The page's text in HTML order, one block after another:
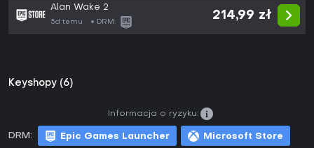
Alan Wake 2
5d temu DRM:
214,99 zł
Keyshopy (6)
DRM: Epic Games Launcher Microsoft Store
Informacja o ryzyku: